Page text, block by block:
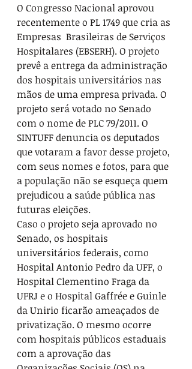
O Congresso Nacional aprovou
recentemente o PL 1749 que cria as
Empresas  Brasileiras de Serviços
Hospitalares (EBSERH). O projeto
prevê a entrega da administração
dos hospitais universitários nas
mãos de uma empresa privada. O
projeto será votado no Senado
com o nome de PLC 79/2011. O
SINTUFF denuncia os deputados
que votaram a favor desse projeto,
com seus nomes e fotos, para que
a população não se esqueça quem
prejudicou a saúde pública nas
futuras eleições.
Caso o projeto seja aprovado no
Senado, os hospitais
universitários federais, como
Hospital Antonio Pedro da UFF, o
Hospital Clementino Fraga da
UFRJ e o Hospital Gaffrée e Guinle
da Unirio ficarão ameaçados de
privatização. O mesmo ocorre
com hospitais públicos estaduais
com a aprovação das